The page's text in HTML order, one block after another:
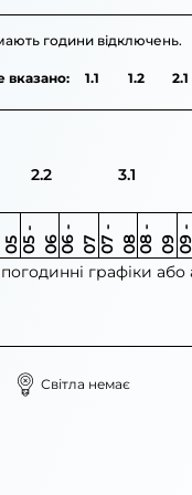
години відключень.
вказано: 1.1 1.2 2.1
2.2 3.1
4
5 0 5
-
0 6 0 6
-
0 7 0 7
-
0 8 0 8
-
0 9 0
9
-
1
графіки
Світла немає